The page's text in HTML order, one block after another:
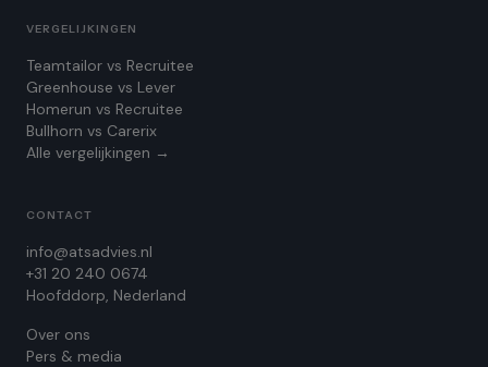
VERGELIJKINGEN
Teamtailor vs Recruitee
Greenhouse vs Lever
Homerun vs Recruitee
Bullhorn vs Carerix
Alle vergelijkingen →
CONTACT
info@atsadvies.nl
+31 20 240 0674
Hoofddorp, Nederland
Over ons
Pers & media